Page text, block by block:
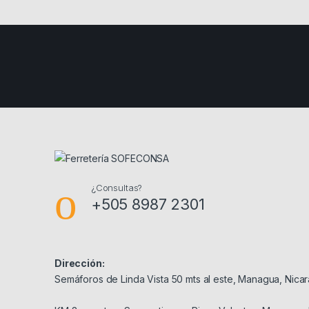
¿Consultas?
+505 8987 2301
Dirección:
Semáforos de Linda Vista 50 mts al este, Managua,